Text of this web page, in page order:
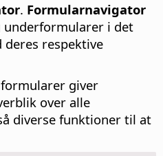
. Formularnavigator
i det
respektive
giver
over alle
diverse funktioner til at